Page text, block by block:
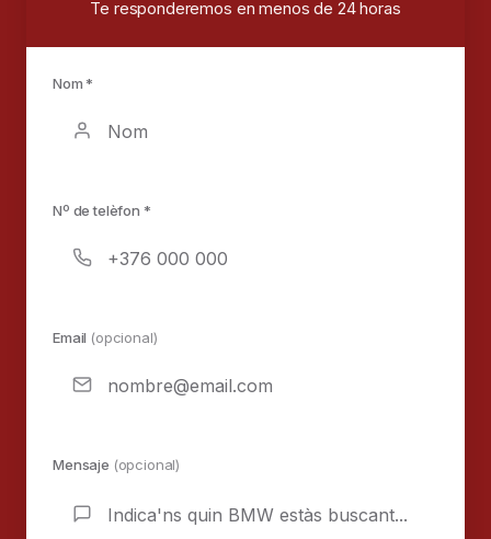
Te responderemos en menos de 24 horas
Nom *
Nº de telèfon *
Email (opcional)
Mensaje (opcional)